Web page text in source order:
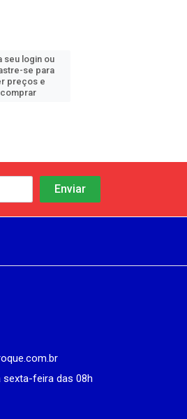
seu login ou
se para
preços e
comprar
feira das 08h